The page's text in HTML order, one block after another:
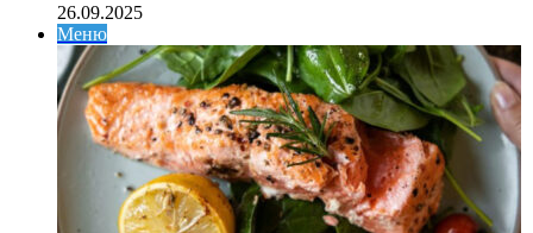
26.09.2025
Меню